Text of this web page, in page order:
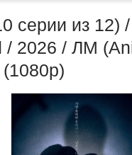
серии из 12)
/ 2026 / ЛМ